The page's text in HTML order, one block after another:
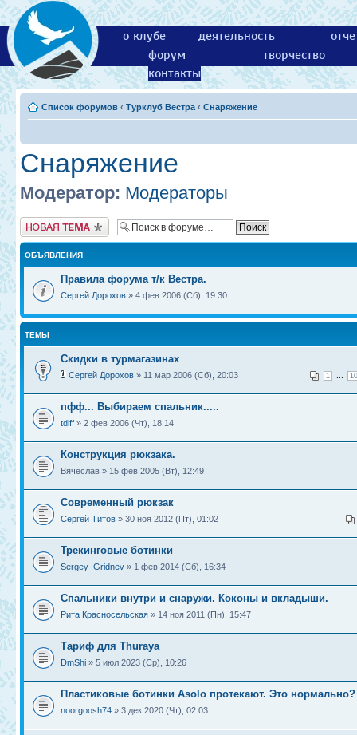
о клубе деятельность
форум
творчество
контакты
Список форумов ‹ Турклуб Вестра ‹ Снаряжение
Снаряжение
Модератор: Модераторы
Новая тема
ОБЪЯВЛЕНИЯ
Правила форума т/к Вестра.
Сергей Дорохов » 4 фев 2006 (Сб), 19:30
ТЕМЫ
Скидки в турмагазинах
1 10
Сергей Дорохов » 11 мар 2006 (Сб), 20:03
пфф... Выбираем спальник.....
tdiff » 2 фев 2006 (Чт), 18:14
Конструкция рюкзака.
Вячеслав » 15 фев 2005 (Вт), 12:49
Современный рюкзак
Сергей Титов » 30 ноя 2012 (Пт), 01:02
Трекинговые ботинки
Sergey_Gridnev » 1 фев 2014 (Сб), 16:34
Спальники внутри и снаружи. Коконы и вкладыши.
Рита Красносельская » 14 ноя 2011 (Пн), 15:47
Тариф для Thuraya
DmShi » 5 июл 2023 (Ср), 10:26
Пластиковые ботинки Asolo протекают. Это нормально?
noorgoosh74 » 3 дек 2020 (Чт), 02:03